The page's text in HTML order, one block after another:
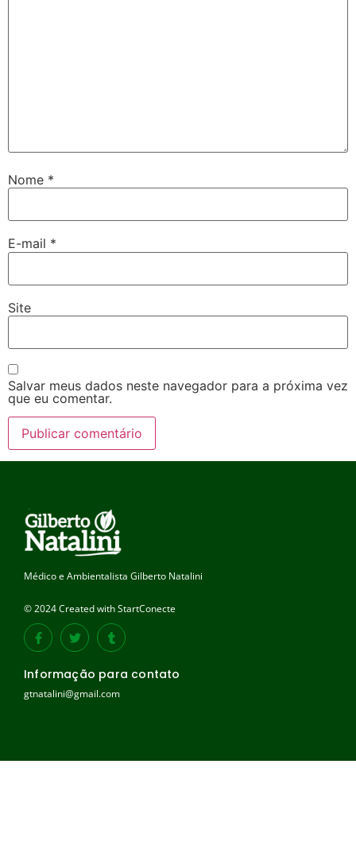
Nome *
E-mail *
Site
Salvar meus dados neste navegador para a próxima vez
que eu comentar.
Médico e Ambientalista Gilberto Natalini
© 2024 Created with StartConecte
Informação para contato
gtnatalini@gmail.com